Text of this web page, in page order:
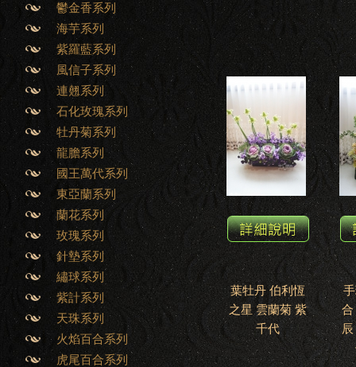
鬱金香系列
海芋系列
紫羅藍系列
風信子系列
連翹系列
石化玫瑰系列
牡丹菊系列
龍膽系列
國王萬代系列
東亞蘭系列
蘭花系列
玫瑰系列
針墊系列
繡球系列
紫計系列
天珠系列
火焰百合系列
虎尾百合系列
葉牡丹 伯利恆
之星 雲蘭菊 紫
千代
合
辰